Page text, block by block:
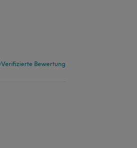
Verifizierte Bewertung